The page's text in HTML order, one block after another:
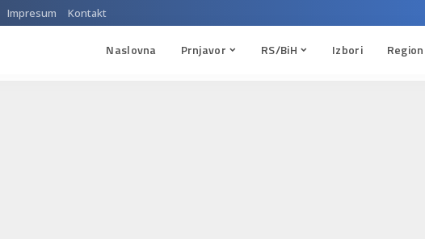
Impresum Kontakt
Naslovna Prnjavor RS/BiH Izbori Region